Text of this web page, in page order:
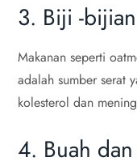
3. Biji -
Makanan seperti
adalah sumber serat
kolesterol dan
4. Buah